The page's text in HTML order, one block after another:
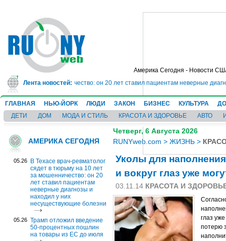
Америка Сегодня - Новости
Лента новостей:
лет за мошенничество: он 20 лет ставил пациентам неверные диагнозы
ГЛАВНАЯ НЬЮ-ЙОРК ЛЮДИ ЗАКОН БИЗНЕС КУЛЬТУРА
ДЕТИ
ДОМ МОДА И СТИЛЬ КРАСОТА И ЗДОРОВЬЕ АВТО
АМЕРИКА СЕГОДНЯ
05.26
В Техасе врач-ревматолог
сядет в тюрьму на 10 лет
за мошенничество: он 20
лет ставил пациентам
неверные диагнозы и
находил у них
несуществующие болезни
05.26 Трамп отложил введение
50-процентных пошлин
на товары из ЕС до июля
Четверг, 6 Августа 2026
RUNYweb.com > ЖИЗНЬ >
Уколы для
и вокруг глаз уже
03.11.14 КРАСОТА И
глаз
потерю